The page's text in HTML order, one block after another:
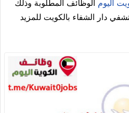
اليوم الوظائف المطلوبة وذلك
دار الشفاء بالكويت للمزيد